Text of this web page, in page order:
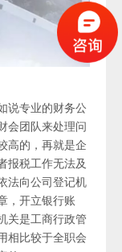
说专业的财务公
会团队来处理问
高的，再就是企
报税工作无法及
法向公司登记机
，开立银行账
关是工商行政管
相比较于全职会